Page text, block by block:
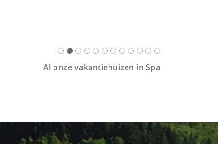
Al onze vakantiehuizen in Spa